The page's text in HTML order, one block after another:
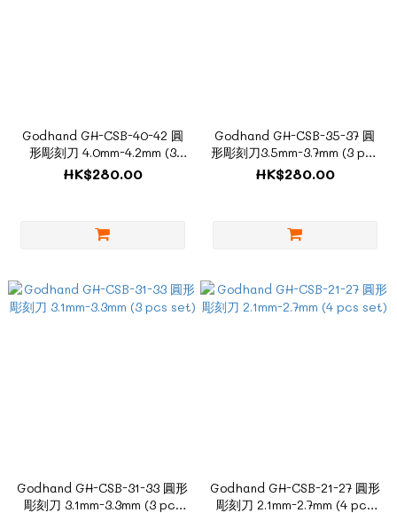
Godhand GH-CSB-40-42 圓
形彫刻刀 4.0mm-4.2mm (3
pcs set)
HK$280.00
Godhand GH-CSB-35-37 圓
形彫刻刀3.5mm-3.7mm (3 pcs
set)
HK$280.00
Godhand GH-CSB-31-33 圓形
彫刻刀 3.1mm-3.3mm (3 pcs
Godhand GH-CSB-21-27 圓形
彫刻刀 2.1mm-2.7mm (4 pcs